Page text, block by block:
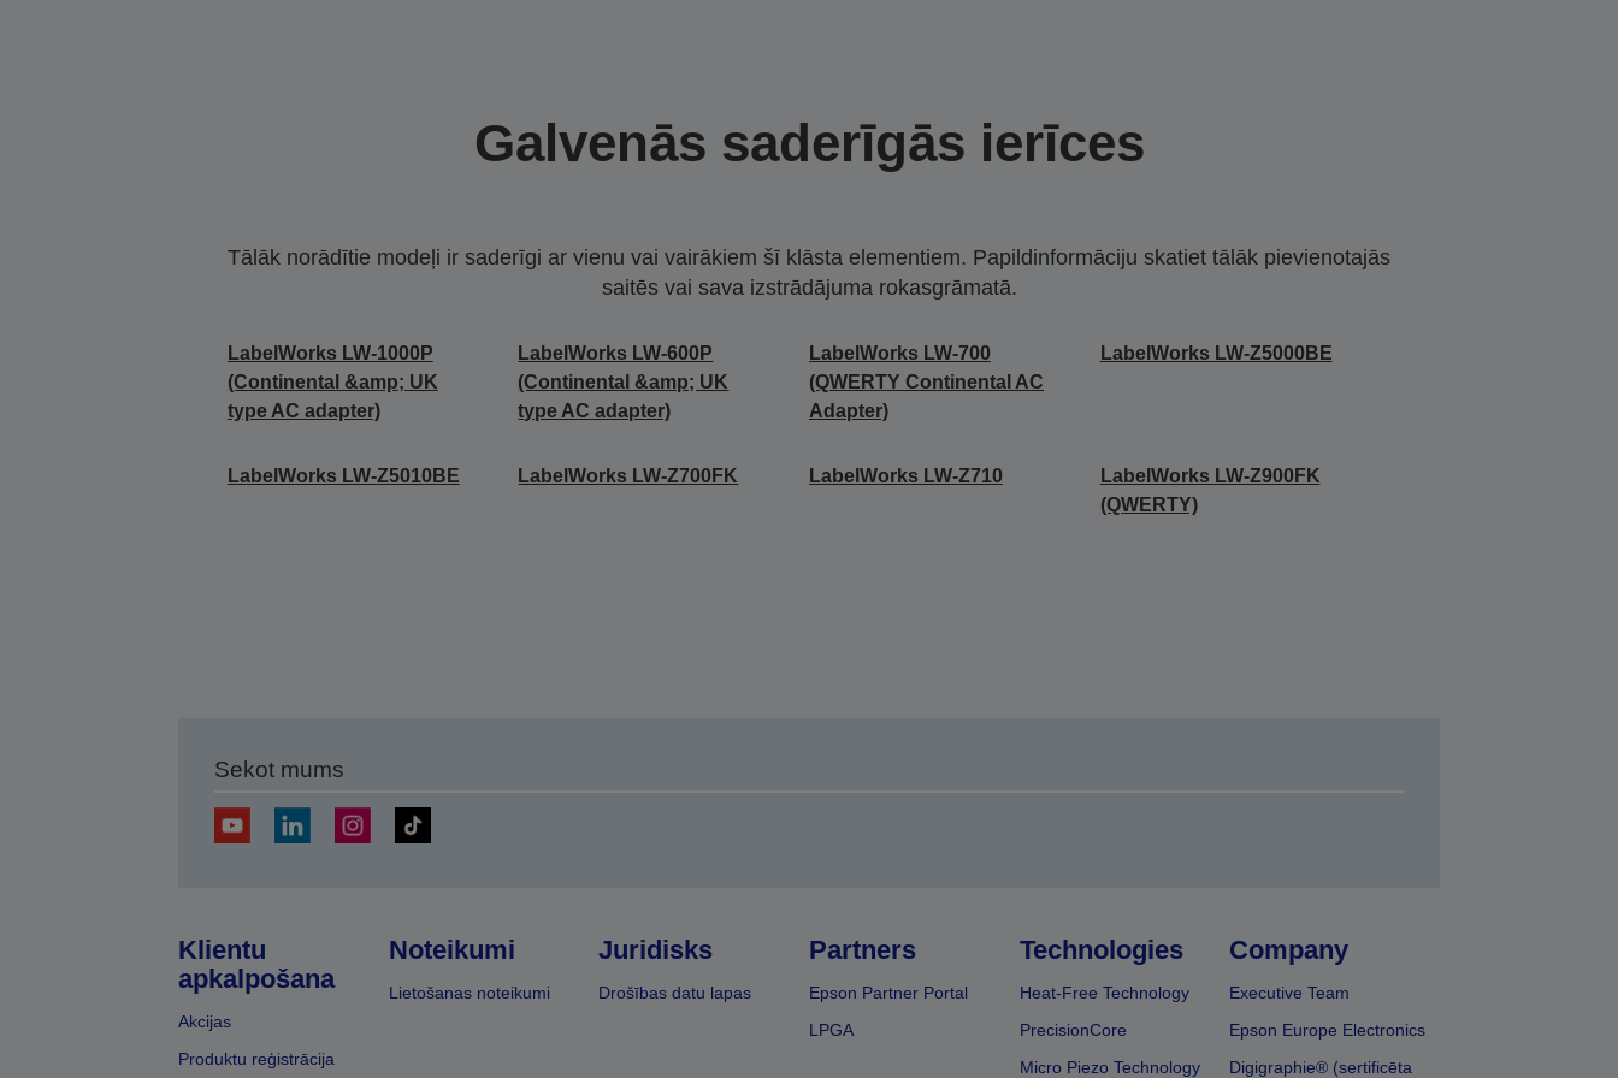
Galvenās saderīgās ierīces
Tālāk norādītie modeļi ir saderīgi ar vienu vai vairākiem šī klāsta elementiem. Papildinformāciju skatiet tālāk pievienotajās
saitēs vai sava izstrādājuma rokasgrāmatā.
LabelWorks LW-1000P
(Continental &amp; UK
type AC adapter)
LabelWorks LW-600P
(Continental &amp; UK
type AC adapter)
LabelWorks LW-700
(QWERTY Continental AC
Adapter)
LabelWorks LW-Z5000BE
LabelWorks LW-Z5010BE LabelWorks LW-Z700FK LabelWorks LW-Z710
LabelWorks LW-Z900FK
(QWERTY)
Sekot mums
Klientu
apkalpošana
Akcijas
Produktu reģistrācija
Noteikumi
Lietošanas noteikumi
Juridisks
Drošības datu lapas
Partners
Epson Partner Portal
LPGA
Technologies
Heat-Free Technology
PrecisionCore
Micro Piezo Technology
Company
Executive Team
Epson Europe Electronics
Digigraphie® (sertificēta